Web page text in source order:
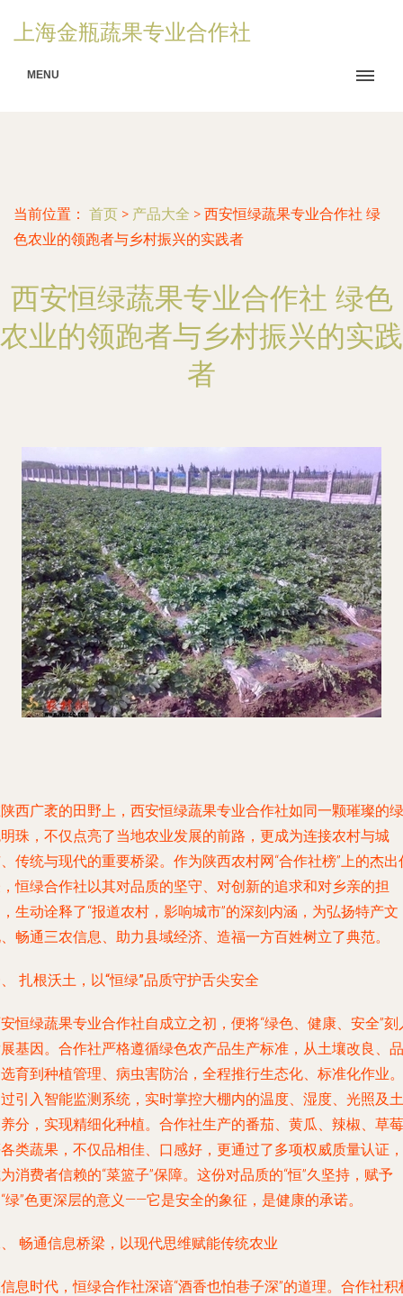
上海金瓶蔬果专业合作社
MENU
当前位置： 首页 > 产品大全 > 西安恒绿蔬果专业合作社 绿
色农业的领跑者与乡村振兴的实践者
西安恒绿蔬果专业合作社 绿色
农业的领跑者与乡村振兴的实践
者
西广袤的田野上，西安恒绿蔬果专业合作社如同一颗璀璨的绿
珠，不仅点亮了当地农业发展的前路，更成为连接农村与城
传统与现代的重要桥梁。作为陕西农村网“合作社榜”上的杰出
恒绿合作社以其对品质的坚守、对创新的追求和对乡亲的担
生动诠释了“报道农村，影响城市”的深刻内涵，为弘扬特产文
畅通三农信息、助力县域经济、造福一方百姓树立了典范。
扎根沃土，以“恒绿”品质守护舌尖安全
恒绿蔬果专业合作社自成立之初，便将“绿色、健康、安全”刻
基因。合作社严格遵循绿色农产品生产标准，从土壤改良、品
育到种植管理、病虫害防治，全程推行生态化、标准化作业。
引入智能监测系统，实时掌控大棚内的温度、湿度、光照及土
分，实现精细化种植。合作社生产的番茄、黄瓜、辣椒、草莓
类蔬果，不仅品相佳、口感好，更通过了多项权威质量认证，
消费者信赖的“菜篮子”保障。这份对品质的“恒”久坚持，赋予
绿”色更深层的意义——它是安全的象征，是健康的承诺。
畅通信息桥梁，以现代思维赋能传统农业
息时代，恒绿合作社深谙“酒香也怕巷子深”的道理。合作社积